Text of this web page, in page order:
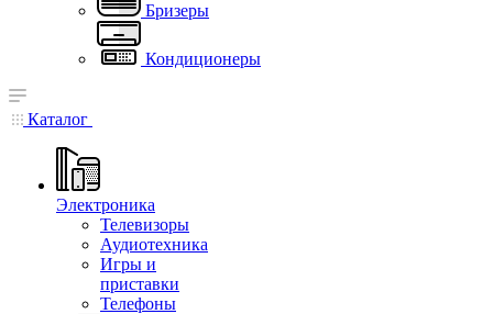
Бризеры
Кондиционеры
Каталог
Электроника
Телевизоры
Аудиотехника
Игры и
приставки
Телефоны